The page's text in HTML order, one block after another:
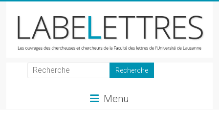
LabeLettres
Menu